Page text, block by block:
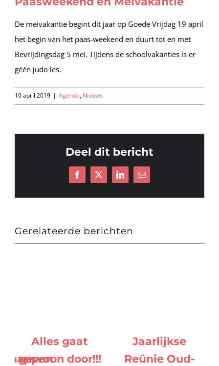
De meivakantie begint dit jaar op Goede Vrijdag 19 april
het begin van het paas-weekend en duurt tot en met
Bevrijdingsdag 5 mei. Tijdens de schoolvakanties is er
géén judo les.
10 april 2019 | Agenda, Nieuws
Deel dit bericht
Facebook
X LinkedIn
E-
mail
Gerelateerde berichten
Alles gaat
gewoon door!!!
Jaarlijkse
Reünie Oud-